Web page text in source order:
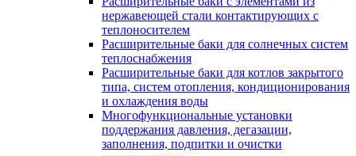
нержавеющей стали контактирующих с
теплоносителем
Расширительные баки для солнечных систем
теплоснабжения
Расширительные баки для котлов закрытого
типа, систем отопления, кондиционирования
и охлаждения воды
Многофункциональные установки
поддержания давления, дегазации,
заполнения, подпитки и очистки